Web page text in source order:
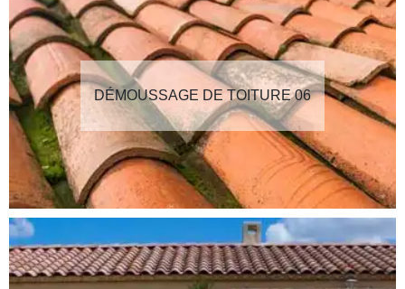
DÉMOUSSAGE DE TOITURE 06